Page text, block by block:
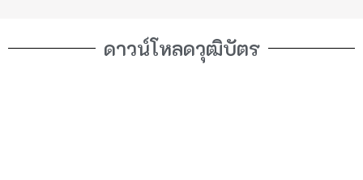
ดาวน์โหลดวุฒิบัตร